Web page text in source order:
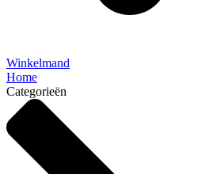
Winkelmand
Home
Categorieën